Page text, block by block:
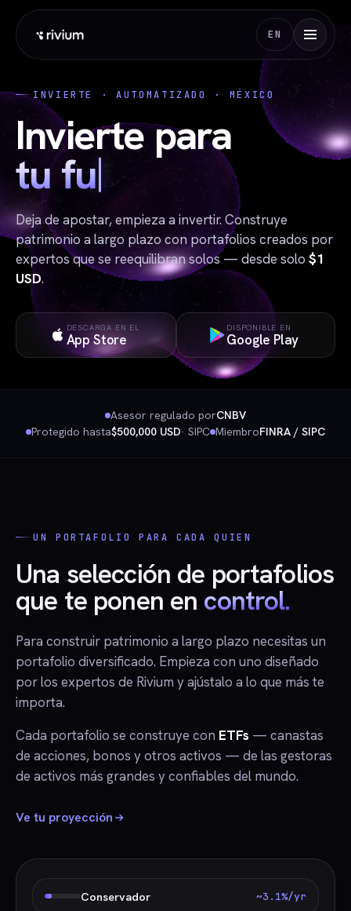
EN
INVIERTE · AUTOMATIZADO · MÉXICO
Invierte a
t
Deja de apostar, empieza a invertir. Construye
patrimonio a largo plazo con portafolios creados por
expertos que se reequilibran solos — desde solo $1
USD.
DESCARGA EN EL
App Store
DISPONIBLE EN
Google Play
Asesor regulado porCNBV
Protegido hasta$500,000 USD· SIPC MiembroFINRA / SIPC
UN PORTAFOLIO PARA CADA QUIEN
Una selección de portafolios
que te ponen en control.
Para construir patrimonio a largo plazo necesitas un
portafolio diversificado. Empieza con uno diseñado
por los expertos de Rivium y ajústalo a lo que más te
importa.
Cada portafolio se construye con ETFs — canastas
de acciones, bonos y otros activos — de las gestoras
de activos más grandes y confiables del mundo.
Ve tu proyección
Conservador ~3.1%/yr